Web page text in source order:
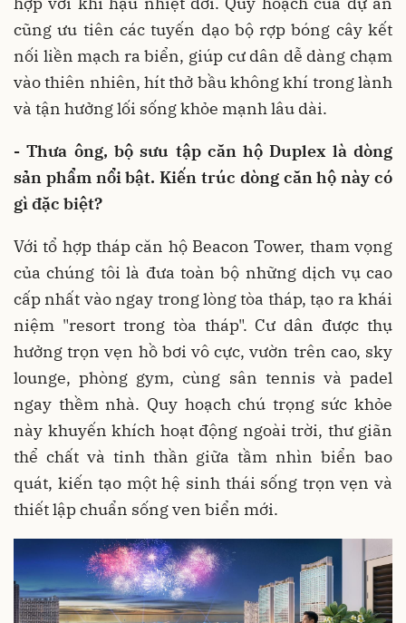
cũng ưu tiên các tuyến dạo bộ rợp bóng cây kết
nối liền mạch ra biển, giúp cư dân dễ dàng chạm
vào thiên nhiên, hít thở bầu không khí trong lành
và tận hưởng lối sống khỏe mạnh lâu dài.
- Thưa ông, bộ sưu tập căn hộ Duplex là dòng
sản phẩm nổi bật. Kiến trúc dòng căn hộ này có
gì đặc biệt?
Với tổ hợp tháp căn hộ Beacon Tower, tham vọng
của chúng tôi là đưa toàn bộ những dịch vụ cao
cấp nhất vào ngay trong lòng tòa tháp, tạo ra khái
niệm "resort trong tòa tháp". Cư dân được thụ
hưởng trọn vẹn hồ bơi vô cực, vườn trên cao, sky
lounge, phòng gym, cùng sân tennis và padel
ngay thềm nhà. Quy hoạch chú trọng sức khỏe
này khuyến khích hoạt động ngoài trời, thư giãn
thể chất và tinh thần giữa tầm nhìn biển bao
quát, kiến tạo một hệ sinh thái sống trọn vẹn và
thiết lập chuẩn sống ven biển mới.